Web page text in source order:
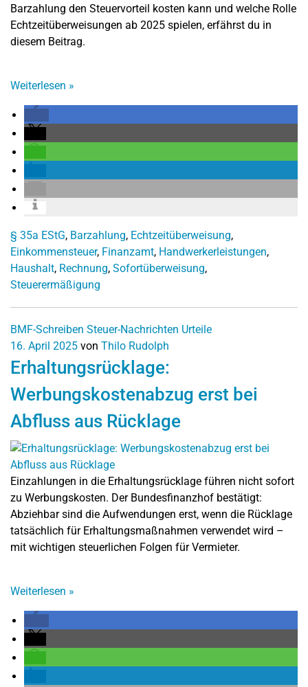
Barzahlung den Steuervorteil kosten kann und welche Rolle
Echtzeitüberweisungen ab 2025 spielen, erfährst du in
diesem Beitrag.
Weiterlesen »
§ 35a EStG, Barzahlung, Echtzeitüberweisung,
Einkommensteuer, Finanzamt, Handwerkerleistungen,
Haushalt, Rechnung, Sofortüberweisung,
Steuerermäßigung
BMF-Schreiben Steuer-Nachrichten Urteile
16. April 2025 von Thilo Rudolph
Erhaltungsrücklage:
Werbungskostenabzug erst bei
Abfluss aus Rücklage
Einzahlungen in die Erhaltungsrücklage führen nicht sofort
zu Werbungskosten. Der Bundesfinanzhof bestätigt:
Abziehbar sind die Aufwendungen erst, wenn die Rücklage
tatsächlich für Erhaltungsmaßnahmen verwendet wird –
mit wichtigen steuerlichen Folgen für Vermieter.
Weiterlesen »